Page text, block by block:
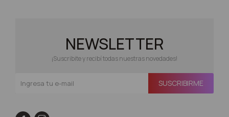
NEWSLETTER
¡Suscribite y recibí todas nuestras novedades!
SUSCRIBIRME